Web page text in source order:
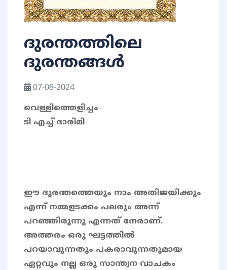
ദുരന്തത്തിലെ
ദുരന്തങ്ങൾ
07-08-2024
വെള്ളിത്തെളിച്ചം
ടി എച്ച് ദാരിമി
ഈ ദുരന്തത്തെയും നാം അതിജയിക്കും
എന്ന് നമ്മളടക്കം പലരും അന്ന്
പറഞ്ഞിരുന്നു എന്നത് നേരാണ്.
അത്തരം ഒരു ഘട്ടത്തിൽ
പറയാവുന്നതും പകരാവുന്നതുമായ
ഏറ്റവും നല്ല ഒരു സാന്ത്വന വാചകം